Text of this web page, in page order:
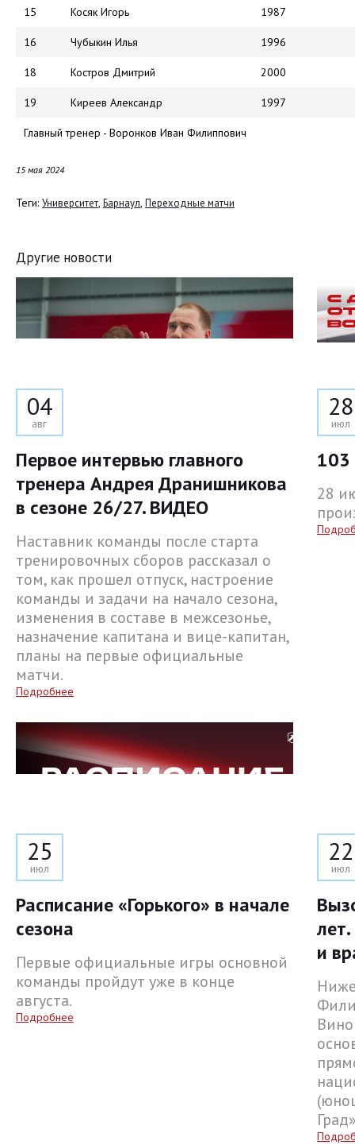
15 Косяк Игорь 1987
16 Чубыкин Илья 1996
18 Костров Дмитрий 2000
19 Киреев Александр 1997
Главный тренер - Воронков Иван Филиппович
15 мая 2024
Теги: Университет, Барнаул, Переходные матчи
Другие новости
04
авг
Первое интервью главного
тренера Андрея Дранишникова
в сезоне 26/27. ВИДЕО
Наставник команды после старта
тренировочных сборов рассказал о
том, как прошел отпуск, настроение
команды и задачи на начало сезона,
изменения в составе в межсезонье,
назначение капитана и вице-капитан,
планы на первые официальные
матчи.
Подробнее
28
июл
103
28
25
июл
Расписание «Горького» в начале
сезона
Первые официальные игры основной
команды пройдут уже в конце
августа.
Подробнее
22
июл
и